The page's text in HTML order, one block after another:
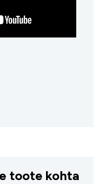
toote kohta